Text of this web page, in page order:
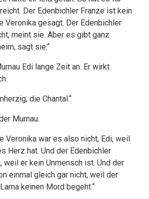
Der Edenbichler Franze ist kein
Veronika gesagt. Der Edenbichler
meint sie. Aber es gibt ganz
sagt sie.“
Edi lange Zeit an. Er wirkt
die Chantal.“
Murnau.
Veronika war es also nicht, Edi, weil
Herz hat. Und der Edenbichler
weil er kein Unmensch ist. Und der
einmal gleich gar nicht, weil der
keinen Mord begeht.“